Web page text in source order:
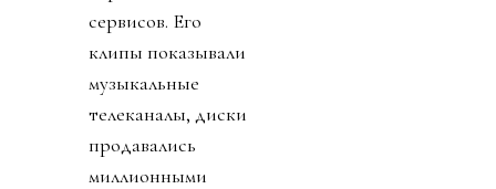
сервисов. Его
клипы показывали
музыкальные
телеканалы, диски
продавались
миллионными